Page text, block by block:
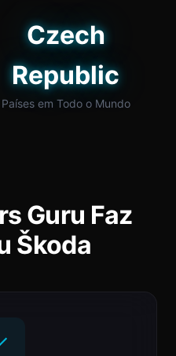
Czech
Republic
Países em Todo o Mundo
Guru Faz
Škoda